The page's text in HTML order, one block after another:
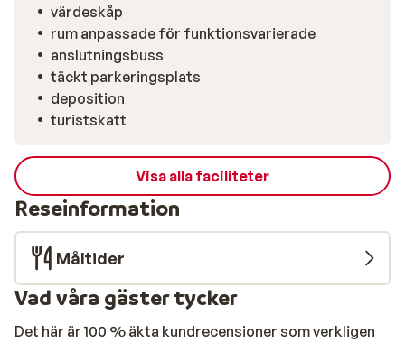
värdeskåp
rum anpassade för funktionsvarierade
anslutningsbuss
täckt parkeringsplats
deposition
turistskatt
Visa alla faciliteter
Reseinformation
Måltider
Vad våra gäster tycker
Det här är 100 % äkta kundrecensioner som verkligen